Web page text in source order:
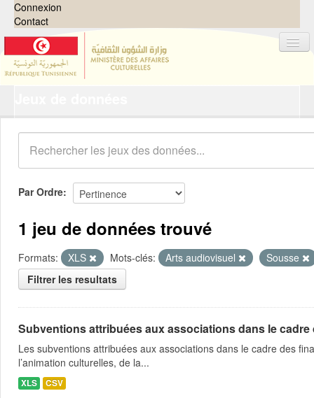
Connexion
Contact
Organisations
Groupes
Demandes 0
À propos
Par Ordre
1 jeu de données trouvé
Formats: XLS Mots-clés: Arts audiovisuel
Sousse
Filtrer les resultats
Subventions attribuées aux associations dans le
Les subventions attribuées aux associations dans le cadre des
l’animation culturelles, de la...
XLS CSV